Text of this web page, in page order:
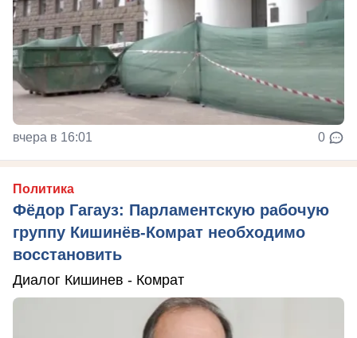
вчера в 16:01 0
Политика
Фёдор Гагауз: Парламентскую рабочую
группу Кишинёв-Комрат необходимо
восстановить
Диалог Кишинев - Комрат